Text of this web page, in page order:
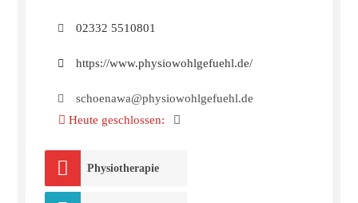
02332 5510801
https://www.physiowohlgefuehl.de/
schoenawa@physiowohlgefuehl.de
Heute geschlossen:
Physiotherapie